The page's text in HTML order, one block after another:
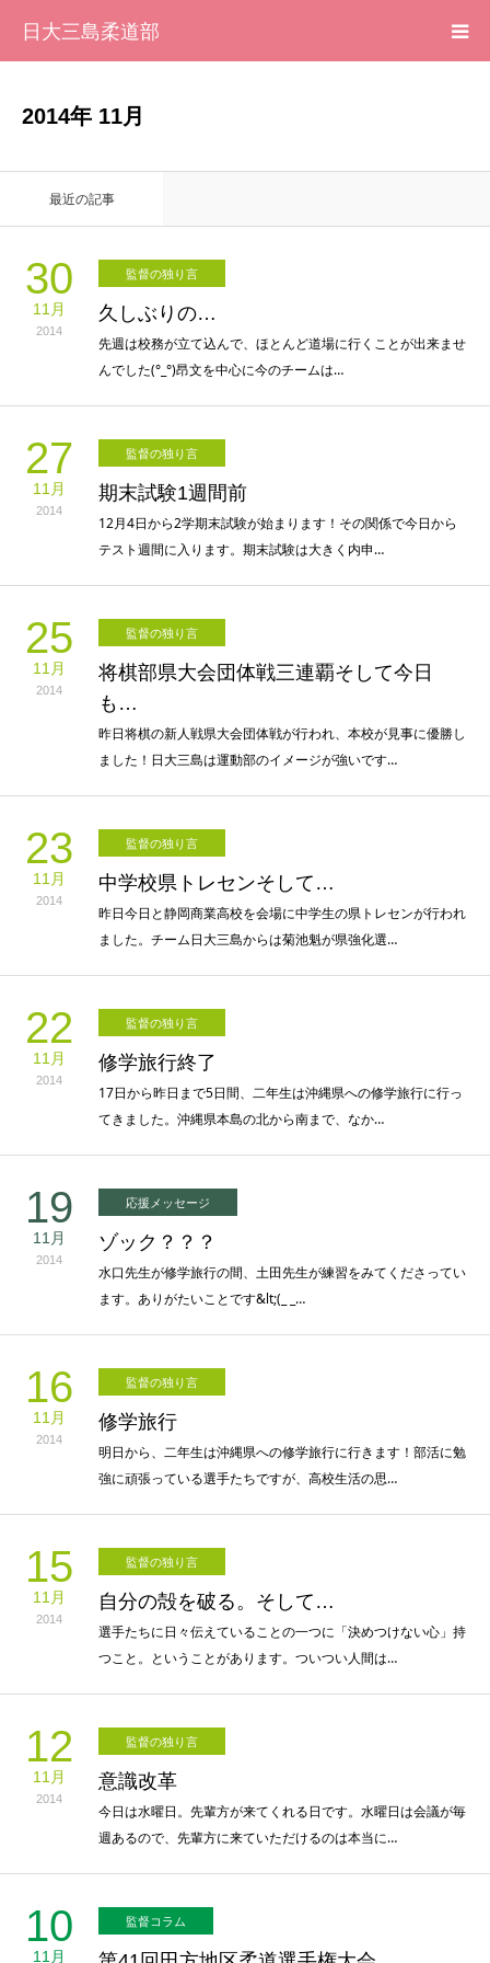
日大三島柔道部
2014年 11月
最近の記事
30
11月
2014
監督の独り言
久しぶりの…
先週は校務が立て込んで、ほとんど道場に行くことが出来ませ
んでした(°_°)昂文を中心に今のチームは…
27
11月
2014
監督の独り言
期末試験1週間前
12月4日から2学期末試験が始まります！その関係で今日から
テスト週間に入ります。期末試験は大きく内申…
25
11月
2014
監督の独り言
将棋部県大会団体戦三連覇そして今日
も…
昨日将棋の新人戦県大会団体戦が行われ、本校が見事に優勝し
ました！日大三島は運動部のイメージが強いです…
23
11月
2014
監督の独り言
中学校県トレセンそして…
昨日今日と静岡商業高校を会場に中学生の県トレセンが行われ
ました。チーム日大三島からは菊池魁が県強化選…
22
11月
2014
監督の独り言
修学旅行終了
17日から昨日まで5日間、二年生は沖縄県への修学旅行に行っ
てきました。沖縄県本島の北から南まで、なか…
19
11月
2014
応援メッセージ
ゾック？？？
水口先生が修学旅行の間、土田先生が練習をみてくださってい
ます。ありがたいことです&lt;(_ _…
16
11月
2014
監督の独り言
修学旅行
明日から、二年生は沖縄県への修学旅行に行きます！部活に勉
強に頑張っている選手たちですが、高校生活の思…
15
11月
2014
監督の独り言
自分の殻を破る。そして…
選手たちに日々伝えていることの一つに「決めつけない心」持
つこと。ということがあります。ついつい人間は…
12
11月
2014
監督の独り言
意識改革
今日は水曜日。先輩方が来てくれる日です。水曜日は会議が毎
週あるので、先輩方に来ていただけるのは本当に…
10
11月
監督コラム
大会記録
写真集
応援メッセージ一覧